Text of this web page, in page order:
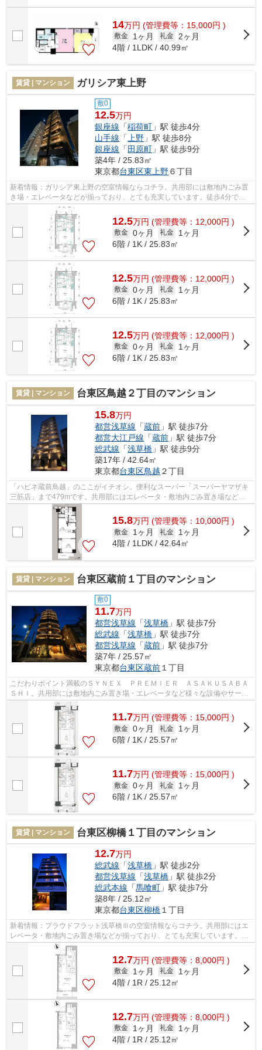
14万円 (管理費等：15,000円 )
敷金 1ヶ月 礼金
2ヶ月
4階 / 1LDK / 40.99㎡
賃貸 | マンション ガリシア東上野
敷0
12.5万円
銀座線 「稲荷町 」駅 徒歩4分
山手線 「 上野 」駅 徒歩8分
銀座線 「 田原町 」駅 徒歩9分
築4年 / 25.83㎡
東京都台東区東上野６丁目
新着情報：ガリシア東上野の空室情報ならコチラ。共用部には敷地内ごみ置
き場・エレベータなどが揃っており、とても充実しています。徒歩4分で駅
にアクセス可能な、魅力的な駅近物件で...
12.5万円 (管理費等：12,000円 )
敷金 0ヶ月 礼金
1ヶ月
6階 / 1K / 25.83㎡
12.5万円 (管理費等：12,000円 )
敷金 0ヶ月 礼金
1ヶ月
6階 / 1K / 25.83㎡
12.5万円 (管理費等：12,000円 )
敷金 0ヶ月 礼金
1ヶ月
6階 / 1K / 25.83㎡
賃貸 | マンション 台東区鳥越２丁目のマンション
15.8万円
都営浅草線 「蔵前 」駅 徒歩7分
都営大江戸線 「蔵前 」駅 徒歩7分
総武線 「浅草橋 」駅 徒歩9分
築17年 / 42.64㎡
東京都台東区鳥越 ２丁目
「ハピネ蔵前鳥越」のここがイチオシ。便利なスーパー「スーパーヤマザキ
三筋店」まで479mです。共用部にはエレベータ・敷地内ごみ置き場などが
備わっておりとても充実しています。電...
15.8万円 (管理費等：10,000円 )
敷金 1ヶ月 礼金
1ヶ月
4階 / 1LDK / 42.64㎡
賃貸 | マンション 台東区蔵前１丁目のマンション
敷0
11.7万円
都営浅草線 「浅草橋 」駅 徒歩7分
総武線 「浅草橋 」駅 徒歩7分
都営浅草線 「蔵前 」駅 徒歩7分
築7年 / 25.57㎡
東京都台東区蔵前 １丁目
こだわりポイント満載のＳＹＮＥＸ ＰＲＥＭＩＥＲ ＡＳＡＫＵＳＡＢＡ
ＳＨＩ。共用部には敷地内ごみ置き場・エレベータなど様々な設備やサービ
スが揃っているので便利です。こちら...
11.7万円 (管理費等：15,000円 )
敷金 0ヶ月 礼金
1ヶ月
6階 / 1K / 25.57㎡
11.7万円 (管理費等：15,000円 )
敷金 0ヶ月 礼金
1ヶ月
6階 / 1K / 25.57㎡
賃貸 | マンション 台東区柳橋１丁目のマンション
12.7万円
総武線 「浅草橋 」駅 徒歩2分
都営浅草線 「浅草橋 」駅 徒歩2分
総武本線 「馬喰町 」駅 徒歩7分
築8年 / 25.12㎡
東京都台東区柳橋１丁目
新着情報：プラウドフラット浅草橋Ⅲの空室情報ならコチラ。共用部にはエ
レベータ・敷地内ごみ置き場などが揃っており、とても充実しています。2
駅利用ができて、電車での移動に役立つ...
12.7万円 (管理費等：8,000円 )
敷金 1ヶ月 礼金
1ヶ月
4階 / 1R / 25.12㎡
12.7万円 (管理費等：8,000円 )
敷金 1ヶ月 礼金
1ヶ月
4階 / 1R / 25.12㎡